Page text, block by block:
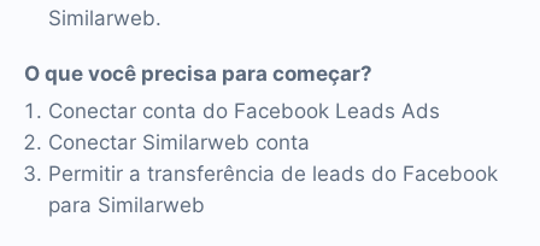
Similarweb.
O que você precisa para começar?
Conectar conta do Facebook Leads Ads
Conectar Similarweb conta
Permitir a transferência de leads do Facebook
para Similarweb